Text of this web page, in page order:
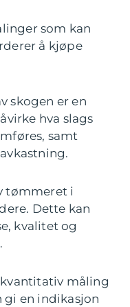
som kan
å kjøpe
skogen er en
hva slags
samt
tømmeret i
Dette kan
kvalitet og
måling
gi en indikasjon